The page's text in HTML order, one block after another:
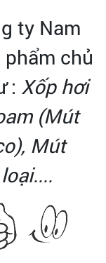
ty Nam
chủ
: Xốp hơi
(Mút
Mút